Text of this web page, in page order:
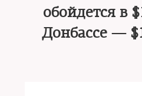
обойдется в
Донбассе —